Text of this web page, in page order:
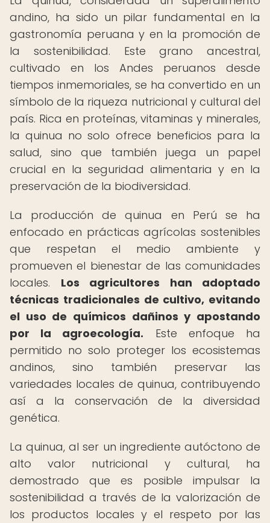
andino, ha sido un pilar fundamental en la
gastronomía peruana y en la promoción de
la sostenibilidad. Este grano ancestral,
cultivado en los Andes peruanos desde
tiempos inmemoriales, se ha convertido en un
símbolo de la riqueza nutricional y cultural del
país. Rica en proteínas, vitaminas y minerales,
la quinua no solo ofrece beneficios para la
salud, sino que también juega un papel
crucial en la seguridad alimentaria y en la
preservación de la biodiversidad.
La producción de quinua en Perú se ha
enfocado en prácticas agrícolas sostenibles
que respetan el medio ambiente y
promueven el bienestar de las comunidades
locales. Los agricultores han adoptado
técnicas tradicionales de cultivo, evitando
el uso de químicos dañinos y apostando
por la agroecología. Este enfoque ha
permitido no solo proteger los ecosistemas
andinos, sino también preservar las
variedades locales de quinua, contribuyendo
así a la conservación de la diversidad
genética.
La quinua, al ser un ingrediente autóctono de
alto valor nutricional y cultural, ha
demostrado que es posible impulsar la
sostenibilidad a través de la valorización de
los productos locales y el respeto por las